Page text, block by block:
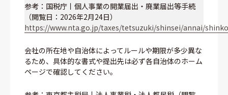
参考：国税庁丨個人事業の開業届出・廃業届出等手続
（閲覧日：2026年2月24日）
https://www.nta.go.jp/taxes/tetsuzuki/shinsei/annai/
会社の所在地や自治体によってルールや期限が多少異な
るため、具体的な書式や提出先は必ず各自治体のホーム
ページで確認してください。